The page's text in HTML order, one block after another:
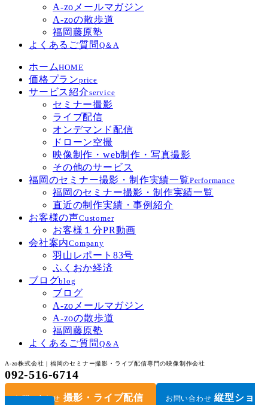
A-zoメールマガジン
A-zoの散歩道
福岡藤原塾
よくあるご質問 Q＆A
ホームHOME
価格プランprice
サービス紹介service
セミナー撮影
ライブ配信
オンデマンド配信
ドローン空撮
映像制作・web制作・写真撮影
その他のサービス
福岡のセミナー撮影・制作実績一覧Performance
福岡のセミナー撮影・制作実績一覧
直近の制作実績・事例紹介
お客様の声Customer
お客様１分PR動画
会社案内Company
羽山レポート83号
ふくおか経済
ブログblog
ブログ
A-zoメールマガジン
A-zoの散歩道
福岡藤原塾
よくあるご質問 Q＆A
A-zo株式会社 | 福岡のセミナー撮影・ライブ配信専門の映像制作会社
092-516-6714
お問い合わせ 撮影・ライブ配信 お問い合わせ 縦型ショ